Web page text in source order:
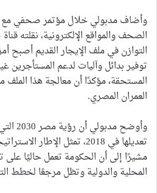
وأضاف مدبولي خلال مؤتمر صحفي
الصحف والمواقع الإلكترونية، نقلته
التوازن في ملف الإيجار القديم أصبح
توفير بدائل وآليات لدعم المستأجرين
المستحقة، مؤكدًا أن معالجة هذا
العمران المصري.
تعديلها في 2018، تمثل الإطار
مشيرًا إلى أن الحكومة تعمل حاليًا على
المحلية والدولية وتظل مرجعًا لخطط